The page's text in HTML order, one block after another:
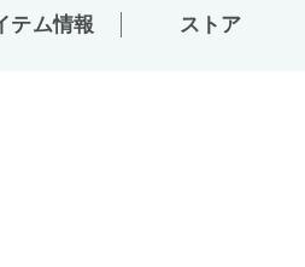
テム情報 ストア